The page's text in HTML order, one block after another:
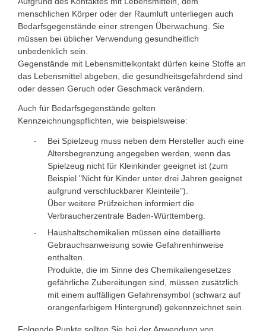
menschlichen Körper oder der Raumluft unterliegen auch
Bedarfsgegenstände einer strengen Überwachung. Sie
müssen bei üblicher Verwendung gesundheitlich
unbedenklich sein.
Gegenstände mit Lebensmittelkontakt dürfen keine Stoffe an
das Lebensmittel abgeben, die gesundheitsgefährdend sind
oder dessen Geruch oder Geschmack verändern.
Auch für Bedarfsgegenstände gelten
Kennzeichnungspflichten, wie beispielsweise:
Bei Spielzeug muss neben dem Hersteller auch eine
Altersbegrenzung angegeben werden, wenn das
Spielzeug nicht für Kleinkinder geeignet ist (zum
Beispiel "Nicht für Kinder unter drei Jahren geeignet
aufgrund verschluckbarer Kleinteile").
Über weitere Prüfzeichen informiert die
Verbraucherzentrale Baden-Württemberg.
Haushaltschemikalien müssen eine detaillierte
Gebrauchsanweisung sowie Gefahrenhinweise
enthalten.
Produkte, die im Sinne des Chemikaliengesetzes
gefährliche Zubereitungen sind, müssen zusätzlich
mit einem auffälligen Gefahrensymbol (schwarz auf
orangenfarbigem Hintergrund) gekennzeichnet sein.